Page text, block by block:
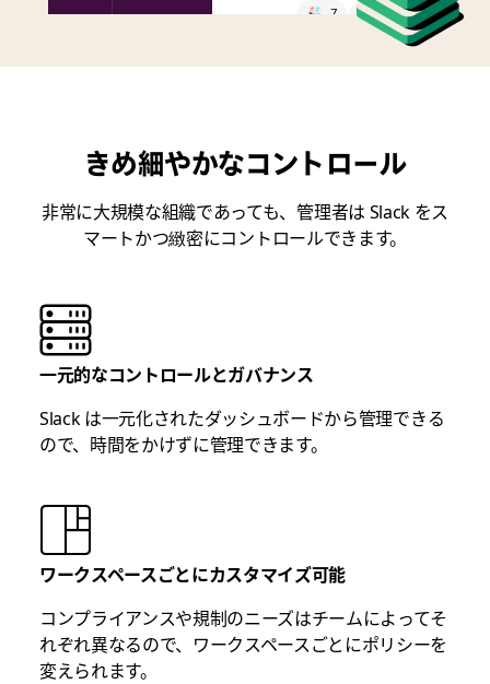
7 1
チャンネルに
きめ細やかなコントロール
非常に大規模な組織であっても、管理者は Slack をス
マートかつ緻密にコントロールできます。
一元的なコントロールとガバナンス
Slack は一元化されたダッシュボードから管理できる
ので、時間をかけずに管理できます。
ワークスペースごとにカスタマイズ可能
コンプライアンスや規制のニーズはチームによってそ
れぞれ異なるので、ワークスペースごとにポリシーを
変えられます。